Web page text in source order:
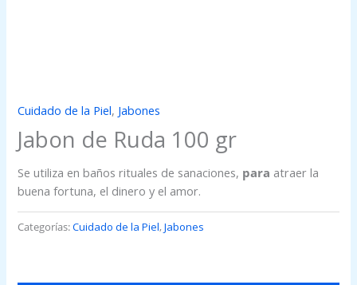
Cuidado de la Piel, Jabones
Jabon de Ruda 100 gr
Se utiliza en baños rituales de sanaciones, para atraer la
buena fortuna, el dinero y el amor.
Categorías:Cuidado de la Piel,Jabones